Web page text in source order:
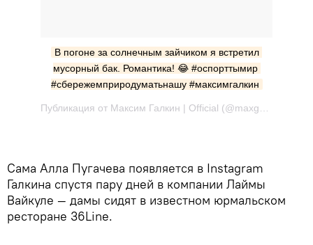
В погоне за солнечным зайчиком я встретил
мусорный бак. Романтика! 😂 #оспорттымир
#сбережемприродуматьнашу #максимгалкин
Сама Алла Пугачева появляется в Instagram
Галкина спустя пару дней в компании Лаймы
Вайкуле — дамы сидят в известном юрмальском
ресторане 36Line.